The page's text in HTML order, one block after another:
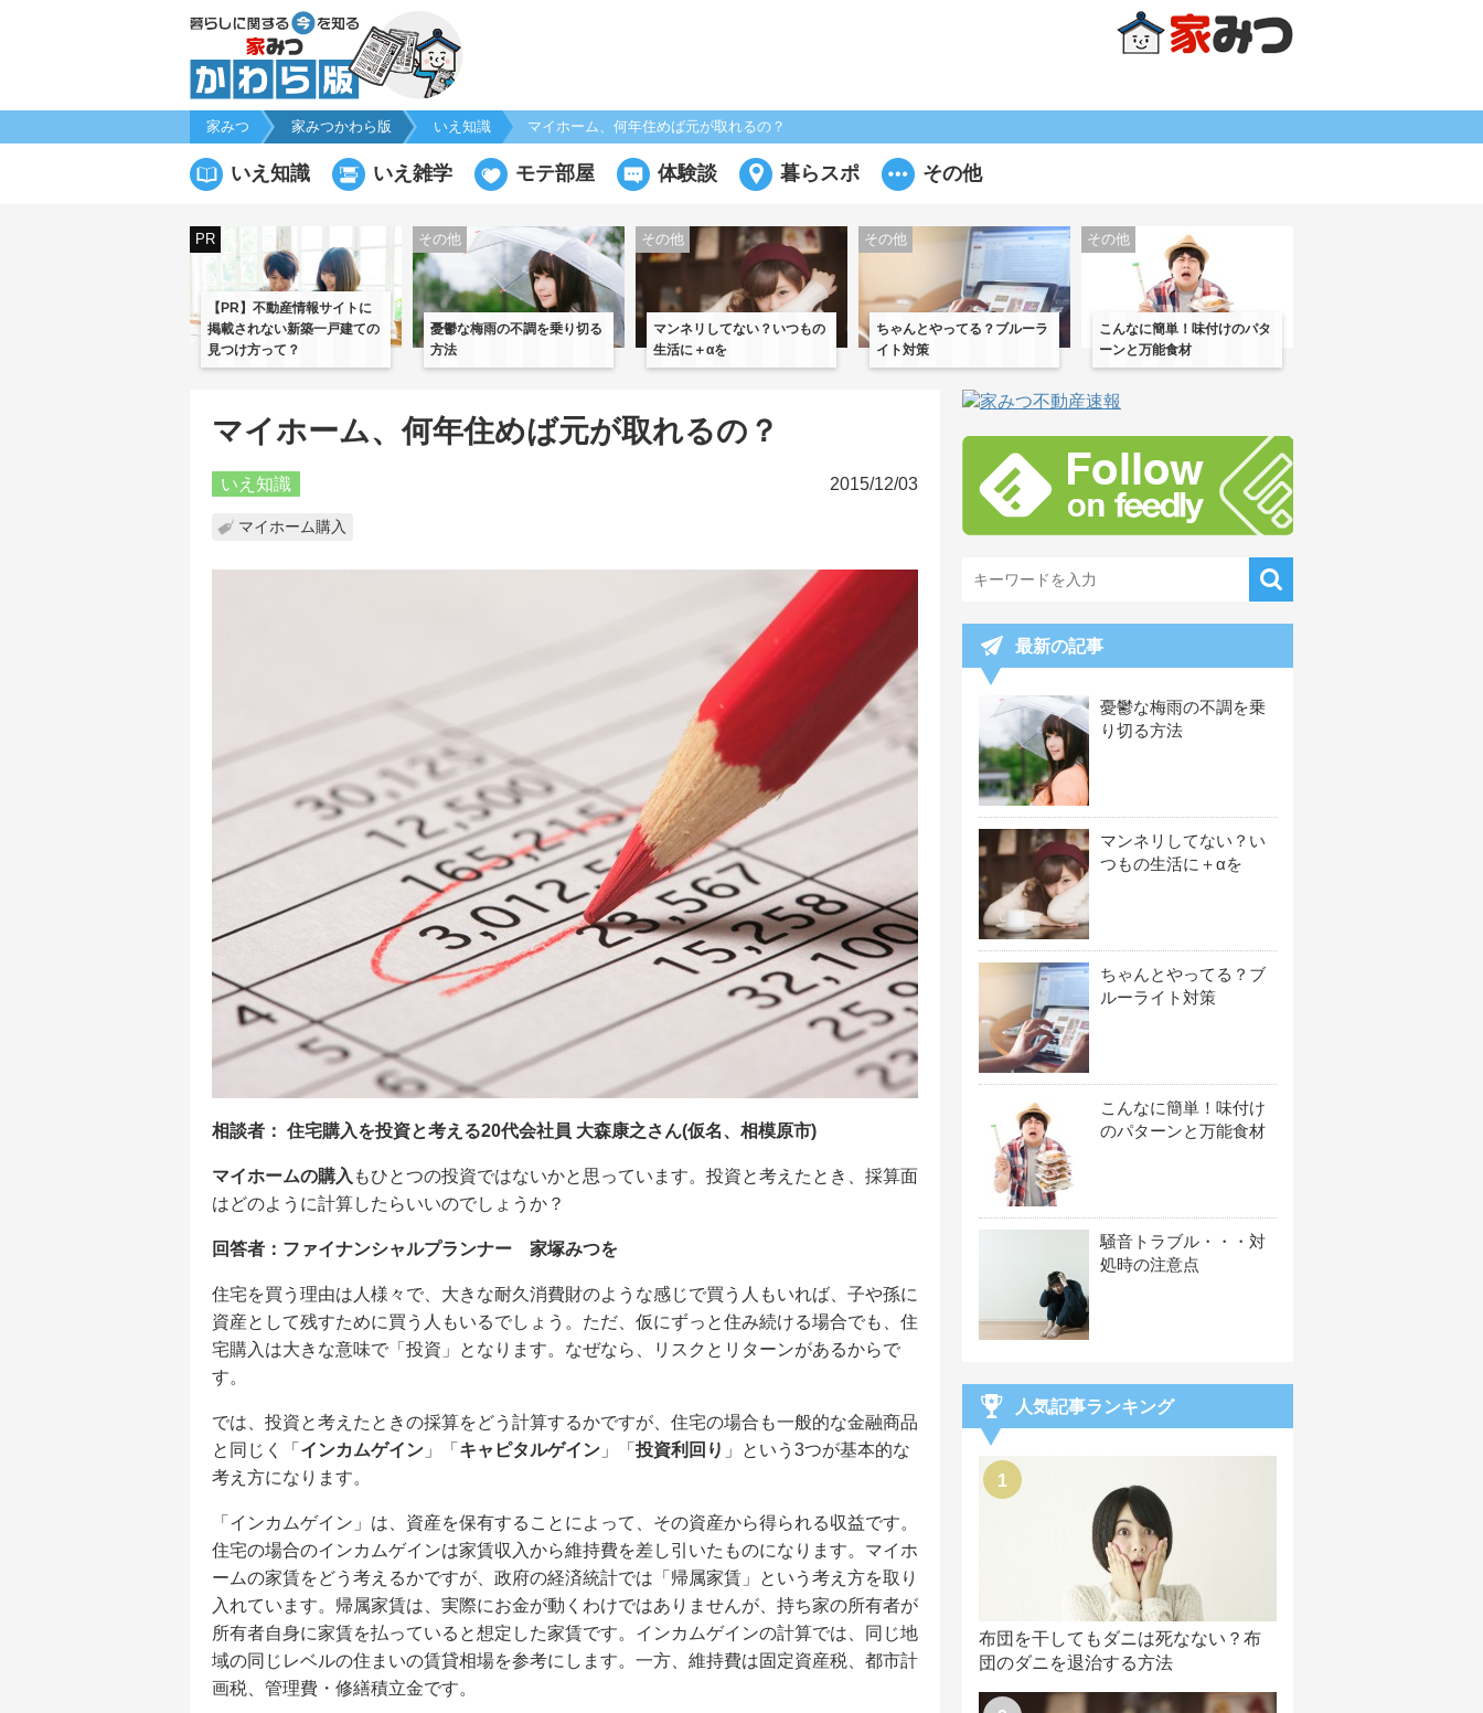
家みつ 家みつかわら版 いえ知識 マイホーム、何年住めば元が取れるの？
いえ知識 いえ雑学 モテ部屋 体験談 暮らスポ その他
PR
【PR】不動産情報サイトに
掲載されない新築一戸建ての
見つけ方って？
その他
憂鬱な梅雨の不調を乗り切る
方法
その他
マンネリしてない？いつもの
生活に＋αを
その他
ちゃんとやってる？ブルーラ
イト対策
その他
こんなに簡単！味付けのパタ
ーンと万能食材
マイホーム、何年住めば元が取れるの？
いえ知識 2015/12/03
マイホーム購入
相談者： 住宅購入を投資と考える20代会社員 大森康之さん(仮名、相模原市)
マイホームの購入 もひとつの投資ではないかと思っています。投資と考えたとき、採算面
はどのように計算したらいいのでしょうか？
回答者：ファイナンシャルプランナー 家塚みつを
住宅を買う理由は人様々で、大きな耐久消費財のような感じで買う人もいれば、子や孫に
資産として残すために買う人もいるでしょう。ただ、仮にずっと住み続ける場合でも、住
宅購入は大きな意味で「投資」となります。なぜなら、リスクとリターンがあるからで
す。
では、投資と考えたときの採算をどう計算するかですが、住宅の場合も一般的な金融商品
と同じく「 インカムゲイン 」「 キャピタルゲイン 」「 投資利回り 」という3つが基本的な
考え方になります。
「インカムゲイン」は、資産を保有することによって、その資産から得られる収益です。
住宅の場合のインカムゲインは家賃収入から維持費を差し引いたものになります。マイホ
ームの家賃をどう考えるかですが、政府の経済統計では「帰属家賃」という考え方を取り
入れています。帰属家賃は、実際にお金が動くわけではありませんが、持ち家の所有者が
所有者自身に家賃を払っていると想定した家賃です。インカムゲインの計算では、同じ地
域の同じレベルの住まいの賃貸相場を参考にします。一方、維持費は固定資産税、都市計
画税、管理費・修繕積立金です。
最新の記事
憂鬱な梅雨の不調を乗
り切る方法
マンネリしてない？い
つもの生活に＋αを
ちゃんとやってる？ブ
ルーライト対策
こんなに簡単！味付け
のパターンと万能食材
騒音トラブル・・・対
処時の注意点
人気記事ランキング
布団を干してもダニは死なない？布
団のダニを退治する方法